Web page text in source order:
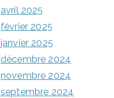
avril 2025
février 2025
janvier 2025
décembre 2024
novembre 2024
septembre 2024